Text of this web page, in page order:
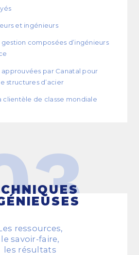
et ingénieurs
gestion composées d’ingénieurs
approuvées par Canatal pour
structures d’acier
clientèle de classe mondiale
ressources,
le savoir-faire,
les résultats